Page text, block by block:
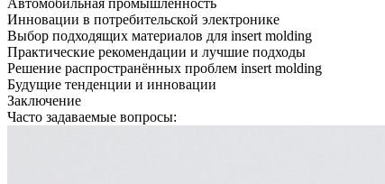
Инновации в потребительской электронике
Выбор подходящих материалов для insert molding
Практические рекомендации и лучшие подходы
Решение распространённых проблем insert molding
Будущие тенденции и инновации
Заключение
Часто задаваемые вопросы: